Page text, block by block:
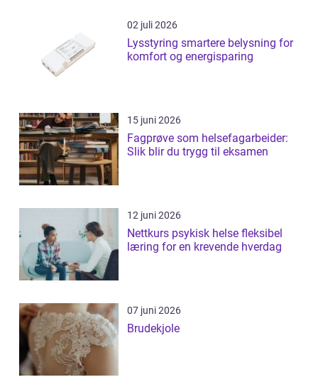
02 juli 2026
Lysstyring smartere belysning for
komfort og energisparing
15 juni 2026
Fagprøve som helsefagarbeider:
Slik blir du trygg til eksamen
12 juni 2026
Nettkurs psykisk helse fleksibel
læring for en krevende hverdag
07 juni 2026
Brudekjole